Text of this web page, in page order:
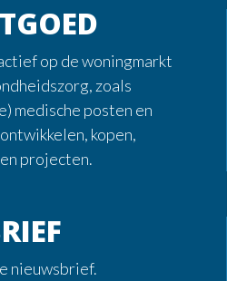
op de woningmarkt
zoals
medische posten en
kopen,
projecten.
nieuwsbrief.